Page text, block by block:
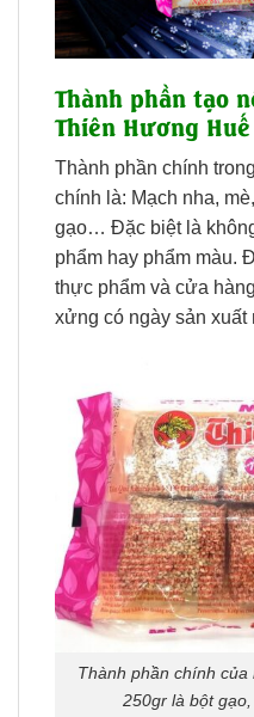
Thành phần tạo
Thiên Hương Huế
Thành phần chính
chính là: Mạch nha,
gạo… Đặc biệt là
phẩm hay phẩm màu.
thực phẩm và cửa
xửng có ngày sản xuất
Thành phần chính
250gr là bột